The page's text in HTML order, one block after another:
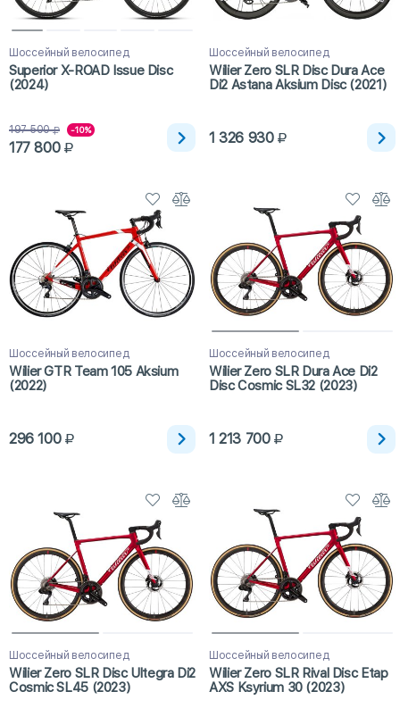
Шоссейный велосипед
Superior X-ROAD Issue Disc
(2024)
197 500 -10%
177 800
Шоссейный велосипед
Wilier Zero SLR Disc Dura Ace
Di2 Astana Aksium Disc (2021)
1 326 930
Шоссейный велосипед
Wilier GTR Team 105 Aksium
(2022)
296 100
Шоссейный велосипед
Wilier Zero SLR Dura Ace Di2
Disc Cosmic SL32 (2023)
1 213 700
Шоссейный велосипед
Wilier Zero SLR Disc Ultegra Di2
Cosmic SL45 (2023)
Шоссейный велосипед
Wilier Zero SLR Rival Disc Etap
AXS Ksyrium 30 (2023)